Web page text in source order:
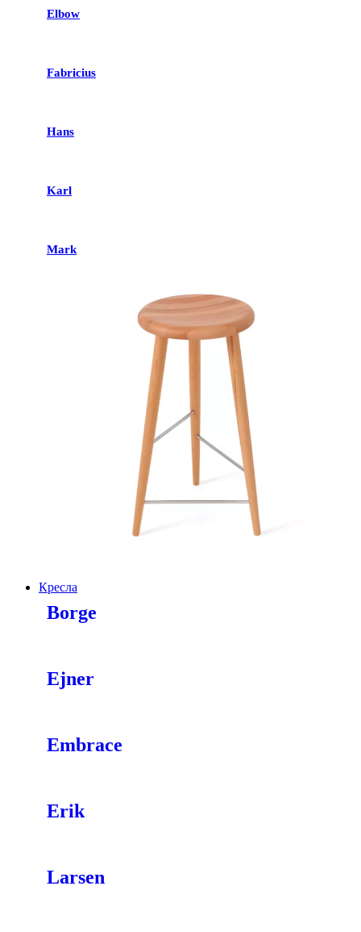
Elbow
Fabricius
Hans
Karl
Mark
Кресла
Borge
Ejner
Embrace
Erik
Larsen